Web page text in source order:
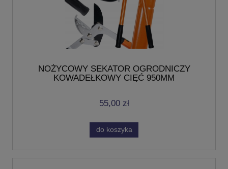
NOŻYCOWY SEKATOR OGRODNICZY
KOWADEŁKOWY CIĘĆ 950MM
55,00 zł
do koszyka